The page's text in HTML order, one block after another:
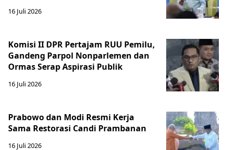
16 Juli 2026
Komisi II DPR Pertajam RUU Pemilu,
Gandeng Parpol Nonparlemen dan
Ormas Serap Aspirasi Publik
16 Juli 2026
Prabowo dan Modi Resmi Kerja
Sama Restorasi Candi Prambanan
16 Juli 2026